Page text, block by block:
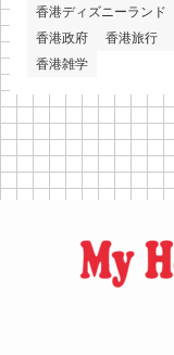
香港ディズニーランド
香港政府
香港旅行
香港雑学